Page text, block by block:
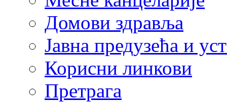
Домови здравља
Јавна предузећа и
Корисни линкови
Претрага